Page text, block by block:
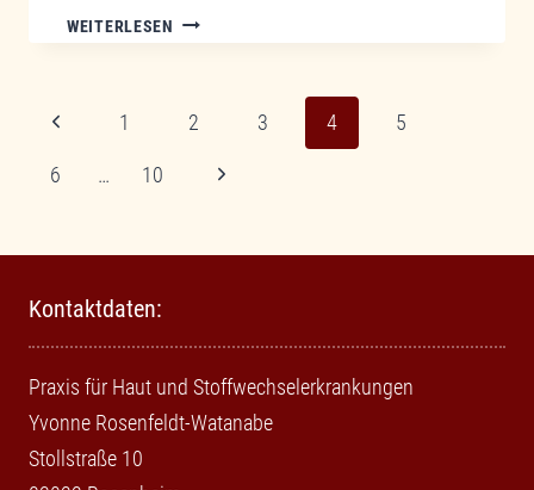
WEITERLESEN SOS
INTIMBEREICH
VAGINALFLORA
Seitennavigation
Vorherige
Seite
1 2 3 4 5
6 … 10
Nächste
Kontaktdaten:
Praxis für Haut und Stoffwechselerkrankungen
Yvonne Rosenfeldt-Watanabe
Stollstraße 10